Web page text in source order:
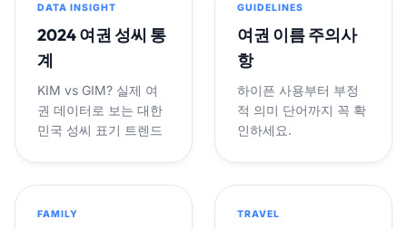
DATA INSIGHT
2024 여권 성씨 통
계
KIM vs GIM? 실제 여
권 데이터로 보는 대한
민국 성씨 표기 트렌드
GUIDELINES
여권 이름 주의사
항
하이픈 사용부터 부정
적 의미 단어까지 꼭 확
인하세요.
FAMILY TRAVEL